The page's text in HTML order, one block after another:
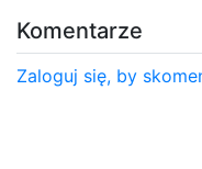
Komentarze
Zaloguj się, by